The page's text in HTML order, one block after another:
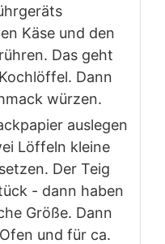
Käse und den
Das geht
Dann
würzen.
auslegen
Löffeln kleine
Der Teig
- dann haben
Größe. Dann
und für ca.